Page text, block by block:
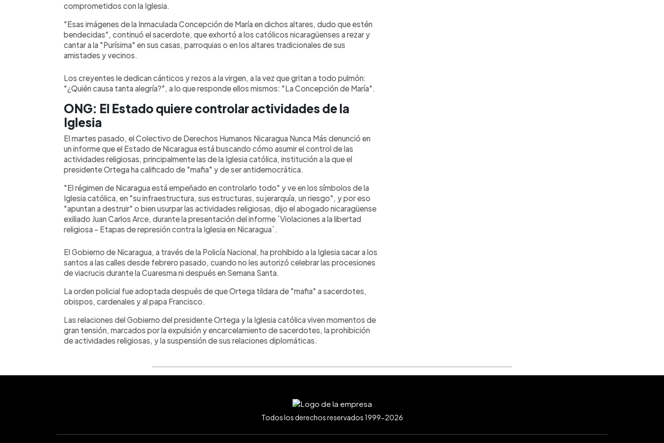
comprometidos con la Iglesia.
"Esas imágenes de la Inmaculada Concepción de María en dichos altares, dudo que estén
bendecidas", continuó el sacerdote, que exhortó a los católicos nicaragüenses a rezar y
cantar a la "Purísima" en sus casas, parroquias o en los altares tradicionales de sus
amistades y vecinos.
Los creyentes le dedican cánticos y rezos a la virgen, a la vez que gritan a todo pulmón:
"¿Quién causa tanta alegría?", a lo que responde ellos mismos: "La Concepción de María".
ONG: El Estado quiere controlar actividades de la
Iglesia
El martes pasado, el Colectivo de Derechos Humanos Nicaragua Nunca Más denunció en
un informe que el Estado de Nicaragua está buscando cómo asumir el control de las
actividades religiosas, principalmente las de la Iglesia católica, institución a la que el
presidente Ortega ha calificado de "mafia" y de ser antidemocrática.
"El régimen de Nicaragua está empeñado en controlarlo todo" y ve en los símbolos de la
Iglesia católica, en "su infraestructura, sus estructuras, su jerarquía, un riesgo", y por eso
"apuntan a destruir" o bien usurpar las actividades religiosas, dijo el abogado nicaragüense
exiliado Juan Carlos Arce, durante la presentación del informe ´Violaciones a la libertad
religiosa - Etapas de represión contra la Iglesia en Nicaragua´.
El Gobierno de Nicaragua, a través de la Policía Nacional, ha prohibido a la Iglesia sacar a los
santos a las calles desde febrero pasado, cuando no les autorizó celebrar las procesiones
de viacrucis durante la Cuaresma ni después en Semana Santa.
La orden policial fue adoptada después de que Ortega tildara de "mafia" a sacerdotes,
obispos, cardenales y al papa Francisco.
Las relaciones del Gobierno del presidente Ortega y la Iglesia católica viven momentos de
gran tensión, marcados por la expulsión y encarcelamiento de sacerdotes, la prohibición
de actividades religiosas, y la suspensión de sus relaciones diplomáticas.
Todos los derechos reservados 1999-2026